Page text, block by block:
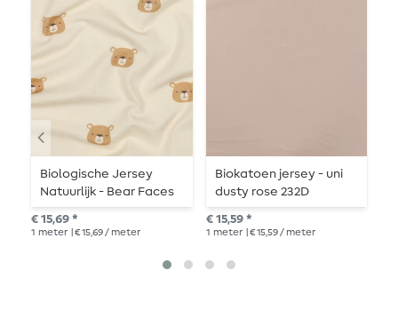
Biologische Jersey
Natuurlijk - Bear Faces
Nature
€ 15,69 *
1 meter | € 15,69 / meter
Biokatoen jersey - uni
dusty rose 232D
€ 15,59 *
1 meter | € 15,59 / meter